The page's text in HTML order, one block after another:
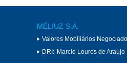
MÉLIUZ S.A.
Valores Mobiliários
DRI: Marcio Loures de Araujo